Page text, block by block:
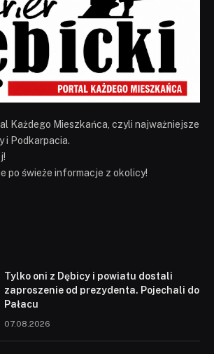
Każdego Mieszkańca, czyli najważniejsze
i Podkarpacia.
po świeże informacje z okolicy!
Tylko oni z Dębicy i powiatu dostali
zaproszenie od prezydenta. Pojechali do
Pałacu
07.08.2026